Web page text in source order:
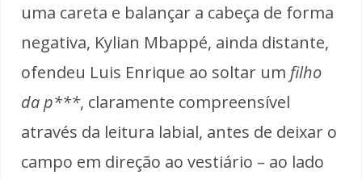
uma careta e balançar a cabeça de forma
negativa, Kylian Mbappé, ainda distante,
ofendeu Luis Enrique ao soltar um filho
da p***, claramente compreensível
através da leitura labial, antes de deixar o
campo em direção ao vestiário – ao lado